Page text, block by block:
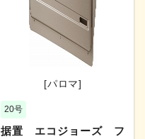
[パロマ]
20号
据置 エコジョーズ フ